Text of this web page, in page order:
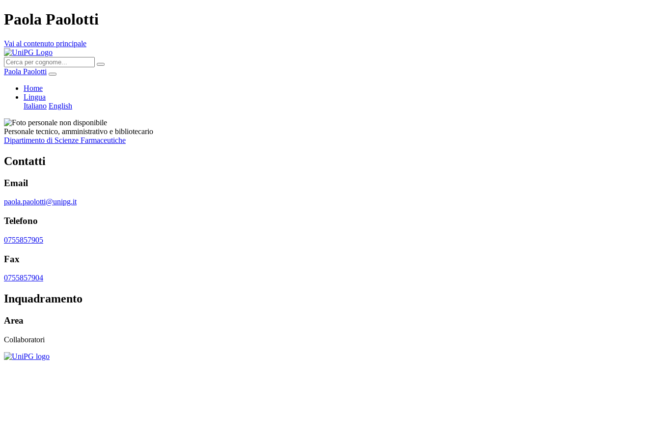
Paola Paolotti
Vai al contenuto principale
Paola Paolotti
Home
Lingua
Italiano English
Personale tecnico, amministrativo e bibliotecario
Dipartimento di Scienze Farmaceutiche
Contatti
Email
paola.paolotti@unipg.it
Telefono
0755857905
Fax
0755857904
Inquadramento
Area
Collaboratori